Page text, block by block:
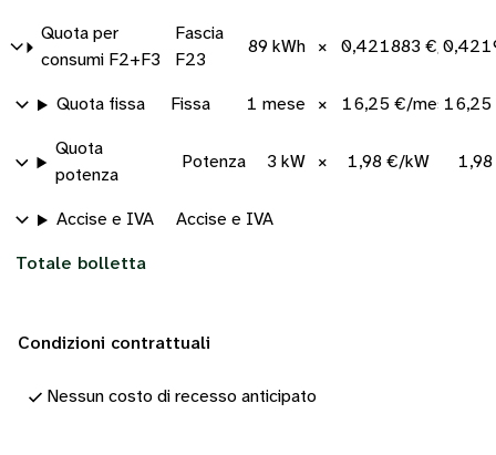
Quota per
consumi F2+F3
Fascia
F23
89 kWh × 0,421883 €/kWh
Quota fissa Fissa 1 mese × 16,25 €/mese16,25
Quota
potenza
Potenza 3 kW × 1,98 €/kW
Accise e IVA Accise e IVA
Totale bolletta
Condizioni contrattuali
Nessun costo di recesso anticipato